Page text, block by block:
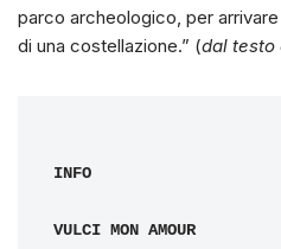
parco archeologico, per
di una costellazione.” (dal testo
INFO
VULCI MON AMOUR